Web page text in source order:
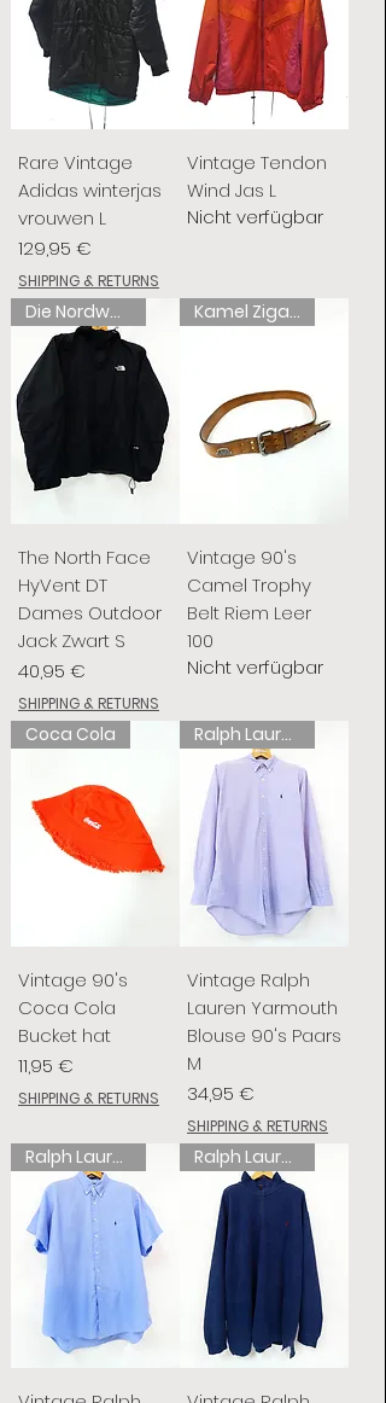
Rare Vintage
Adidas winterjas
vrouwen L
Preis
129,95 €
SHIPPING & RETURNS
Vintage Tendon
Wind Jas L
Nicht verfügbar
Die Nordwand
The North Face
HyVent DT
Dames Outdoor
Jack Zwart S
Preis
40,95 €
SHIPPING & RETURNS
Kamel Zigaretten
Vintage 90's
Camel Trophy
Belt Riem Leer
100
Nicht verfügbar
Coca Cola
Vintage 90's
Coca Cola
Bucket hat
Preis
11,95 €
SHIPPING & RETURNS
Ralph Lauren
Vintage Ralph
Lauren Yarmouth
Blouse 90's Paars
M
Preis
34,95 €
SHIPPING & RETURNS
Ralph Lauren Ralph Lauren